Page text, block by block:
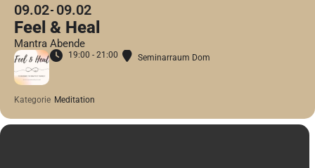
09.02 09.02
Feel & Heal
Mantra Abende
19:00 - 21:00 Seminarraum Dom
Kategorie Meditation